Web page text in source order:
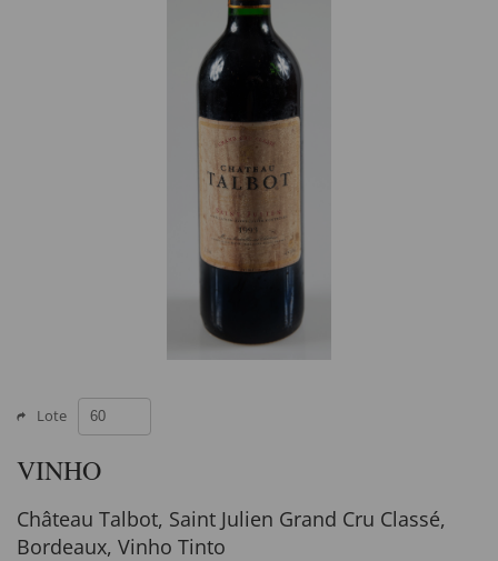
Lote
VINHO
Château Talbot, Saint Julien Grand Cru Classé,
Bordeaux, Vinho Tinto